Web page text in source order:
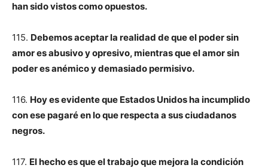
han sido vistos como opuestos.
115. Debemos aceptar la realidad de que el poder sin
amor es abusivo y opresivo, mientras que el amor sin
poder es anémico y demasiado permisivo.
116. Hoy es evidente que Estados Unidos ha incumplido
con ese pagaré en lo que respecta a sus ciudadanos
negros.
117. El hecho es que el trabajo que mejora la condición